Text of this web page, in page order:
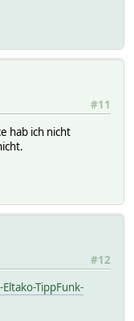
#11
hab ich nicht
#12
TippFunk-